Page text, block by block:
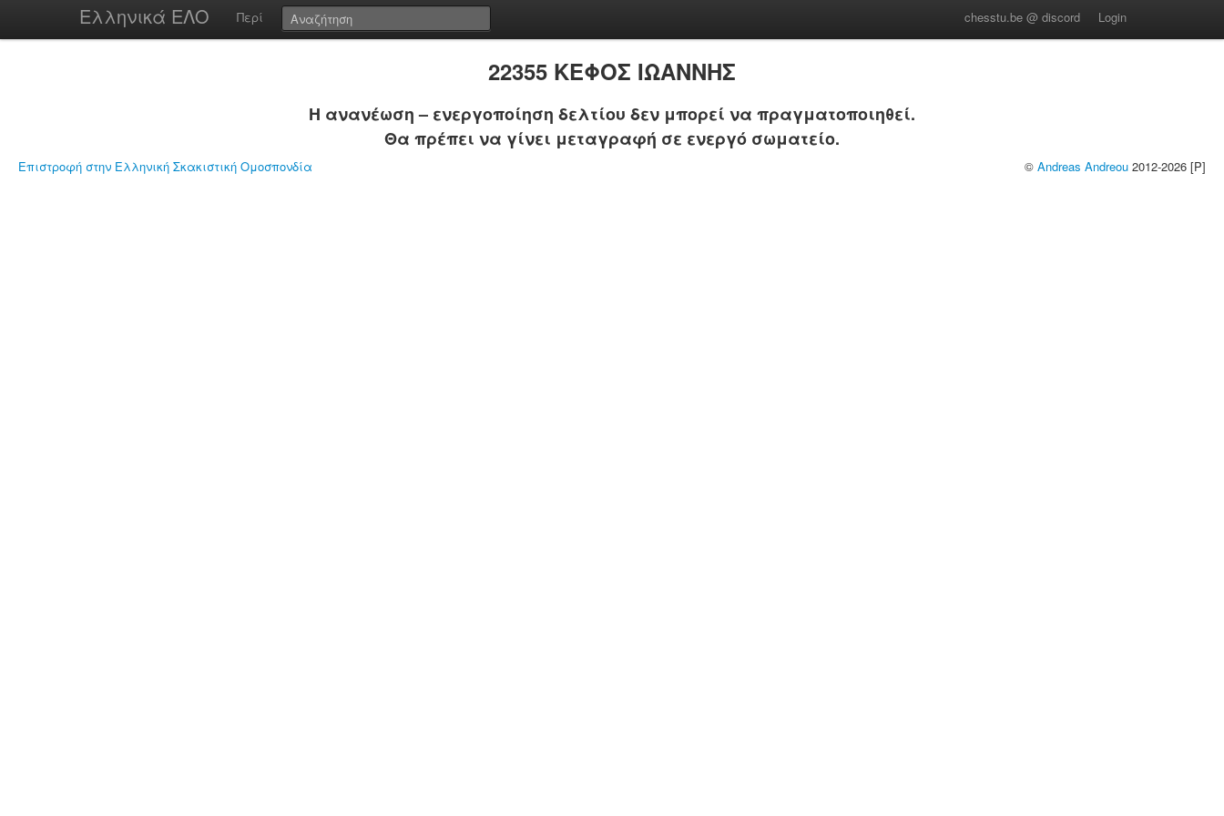
Ελληνικά ΕΛΟ Περί chesstu.be @ discord Login
22355 ΚΕΦΟΣ ΙΩΑΝΝΗΣ
Η ανανέωση – ενεργοποίηση δελτίου δεν μπορεί να πραγματοποιηθεί.
Θα πρέπει να γίνει μεταγραφή σε ενεργό σωματείο.
Επιστροφή στην Ελληνική Σκακιστική Ομοσπονδία © Andreas Andreou 2012-2026 [P]